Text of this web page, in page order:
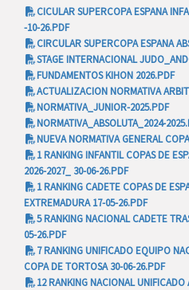
CICULAR SUPERCOPA ESPANA
-10-26.PDF
CIRCULAR SUPERCOPA ESPANA
STAGE INTERNACIONAL
FUNDAMENTOS KIHON 2026.PDF
ACTUALIZACION NORMATIVA
NORMATIVA_JUNIOR-2025.PDF
NORMATIVA_ABSOLUTA_2024-
NUEVA NORMATIVA GENERAL
1 RANKING INFANTIL COPAS DE
2026-2027_ 30-06-26.PDF
1 RANKING CADETE COPAS DE
EXTREMADURA 17-05-26.PDF
5 RANKING NACIONAL CADETE
05-26.PDF
7 RANKING UNIFICADO EQUIPO
COPA DE TORTOSA 30-06-26.PDF
12 RANKING NACIONAL